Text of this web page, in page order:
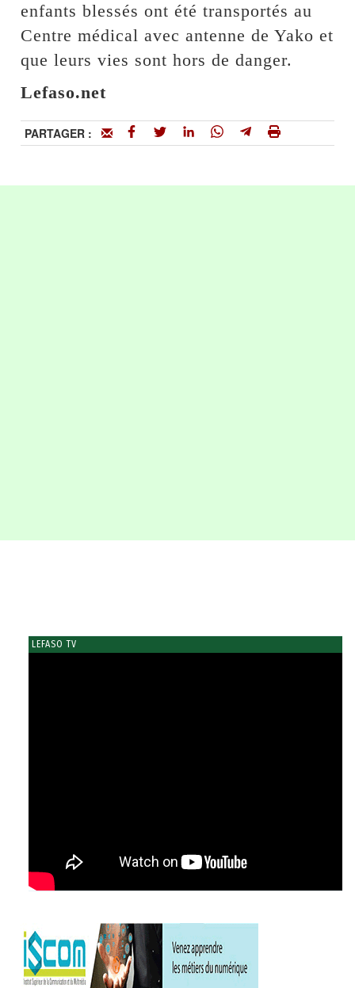
enfants blessés ont été transportés au
Centre médical avec antenne de Yako et
que leurs vies sont hors de danger.
Lefaso.net
PARTAGER :
LEFASO TV